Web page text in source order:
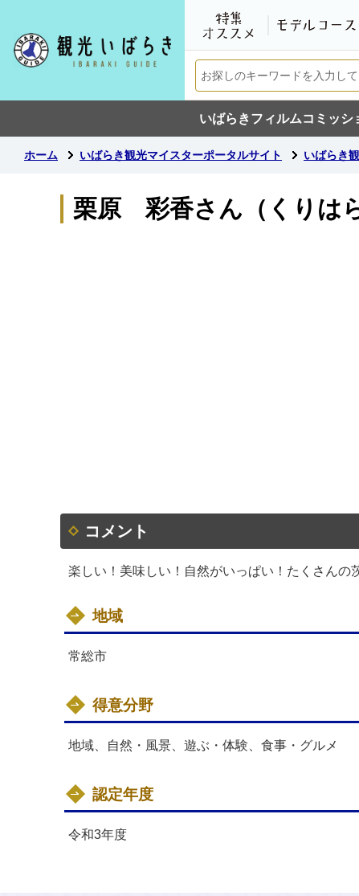
いばらきフィルムコミッシ
ホーム いばらき観光マイスターポータルサイト いばらき
栗原 彩香さん（くりは
コメント
楽しい！美味しい！自然がいっぱい！たくさんの
地域
常総市
得意分野
地域、自然・風景、遊ぶ・体験、食事・グルメ
認定年度
令和3年度